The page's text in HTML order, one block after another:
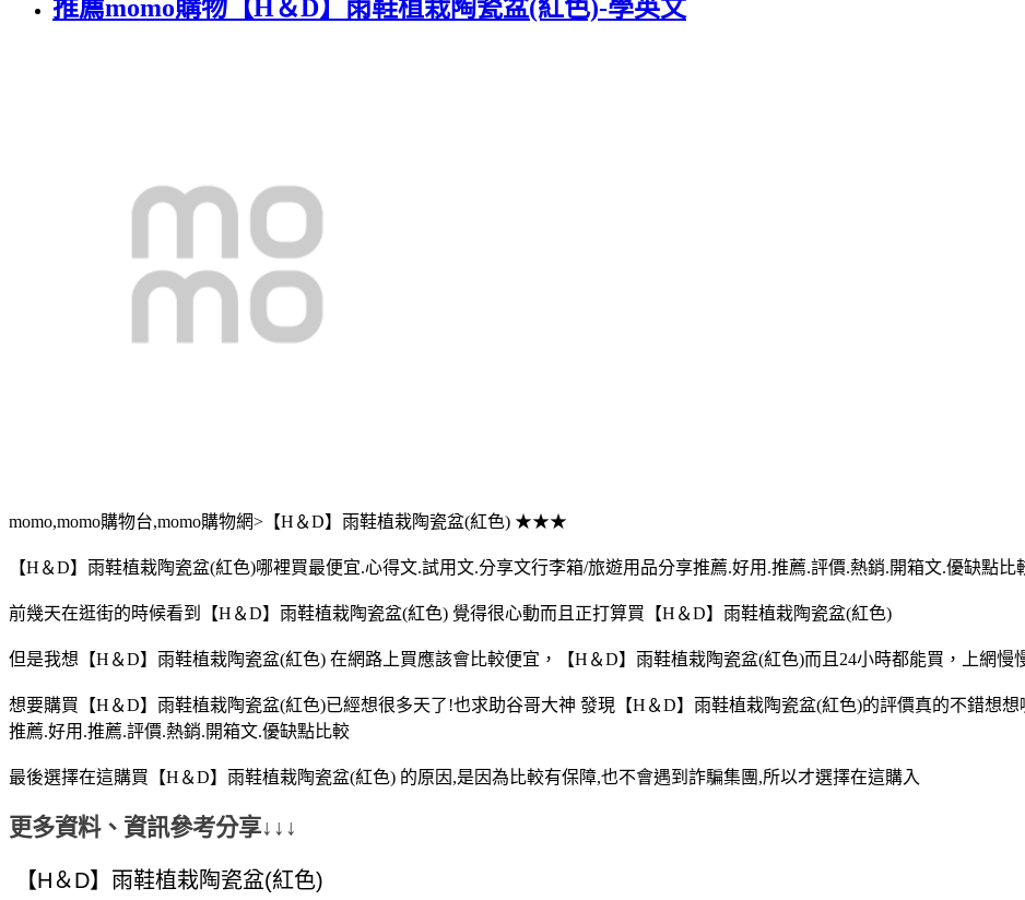
推薦momo購物【H＆D】雨鞋植栽陶瓷盆(紅色)-學英文
momo,momo購物台,momo購物網>【H＆D】雨鞋植栽陶瓷盆(紅色) ★★★
【H＆D】雨鞋植栽陶瓷盆(紅色)哪裡買最便宜.心得文.試用文.分享文行李箱/旅遊用品分享推薦.好用.推薦.評價.熱銷.開箱文.優缺點比
前幾天在逛街的時候看到【H＆D】雨鞋植栽陶瓷盆(紅色) 覺得很心動而且正打算買【H＆D】雨鞋植栽陶瓷盆(紅色)
但是我想【H＆D】雨鞋植栽陶瓷盆(紅色) 在網路上買應該會比較便宜，【H＆D】雨鞋植栽陶瓷盆(紅色)而且24小時都能買，上網
想要購買【H＆D】雨鞋植栽陶瓷盆(紅色)已經想很多天了!也求助谷哥大神 發現【H＆D】雨鞋植栽陶瓷盆(紅色)的評價真的不錯想
推薦.好用.推薦.評價.熱銷.開箱文.優缺點比較
最後選擇在這購買【H＆D】雨鞋植栽陶瓷盆(紅色) 的原因,是因為比較有保障,也不會遇到詐騙集團,所以才選擇在這購入
更多資料、資訊參考分享↓↓↓